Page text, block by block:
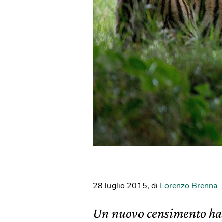
28 luglio 2015, di Lorenzo Brenna
Un nuovo censimento